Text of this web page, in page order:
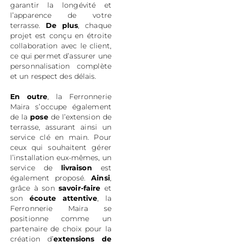
garantir la longévité et
l’apparence de votre
terrasse. De plus, chaque
projet est conçu en étroite
collaboration avec le client,
ce qui permet d’assurer une
personnalisation complète
et un respect des délais.
En outre, la Ferronnerie
Maira s’occupe également
de la posede l’extension de
terrasse, assurant ainsi un
service clé en main. Pour
ceux qui souhaitent gérer
l’installation eux-mêmes, un
service de livraison est
également proposé.Ainsi,
grâce à sonsavoir-faire et
sonécoute attentive, la
Ferronnerie Maira se
positionne comme un
partenaire de choix pour la
création d’extensions de